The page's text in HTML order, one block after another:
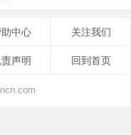
。第二进为藏经楼，
该宫的主体建筑太元
中心 关注我们
声明 回到首页